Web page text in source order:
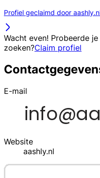
Profiel geclaimd door
Wacht even! Probeerde
zoeken?Claim profiel
E-mail
Website
aashly.nl